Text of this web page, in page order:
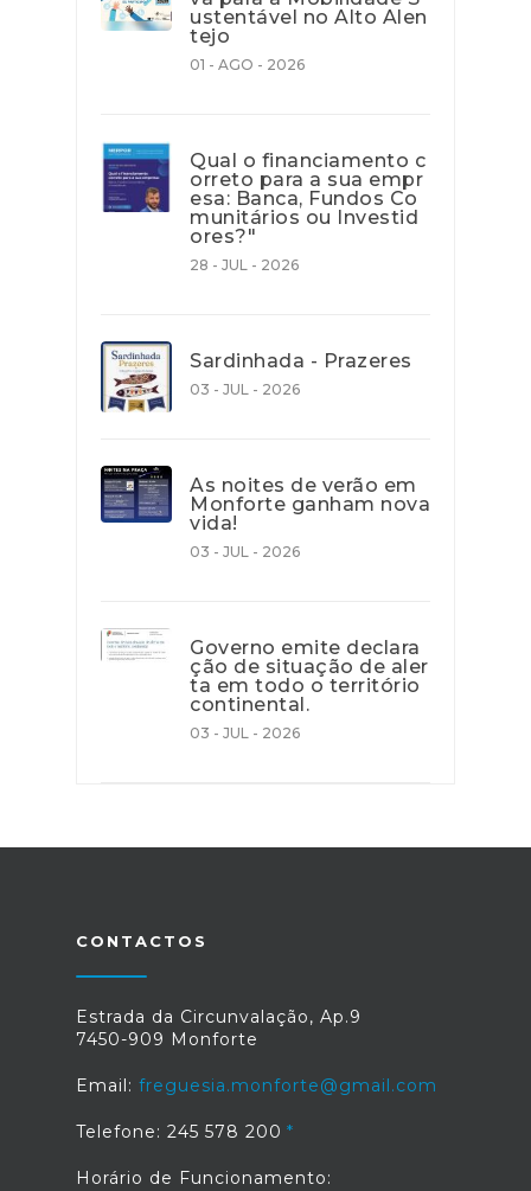
ustentável no Alto Alen
tejo
01 - AGO - 2026
Qual o financiamento c
orreto para a sua empr
esa: Banca, Fundos Co
munitários ou Investid
ores?"
28 - JUL - 2026
Sardinhada - Prazeres
03 - JUL - 2026
As noites de verão em
Monforte ganham nova
vida!
03 - JUL - 2026
Governo emite declara
ção de situação de aler
ta em todo o território
continental.
03 - JUL - 2026
CONTACTOS
Estrada da Circunvalação, Ap.9
7450-909 Monforte
Email: freguesia.monforte@gmail.com
Telefone: 245 578 200
Horário de Funcionamento: